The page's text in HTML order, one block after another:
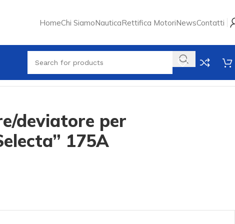
HomeChi SiamoNauticaRettifica MotoriNewsContatti
deviatore per
175A